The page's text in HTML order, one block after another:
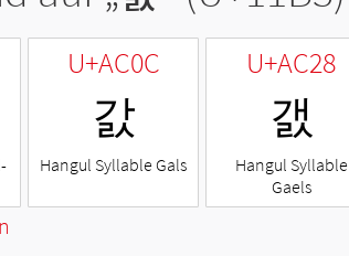
U+AC0C
갌
Hangul Syllable Gals
U+AC28
갨
Hangul Syllable
Gaels